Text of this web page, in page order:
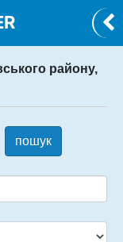
району,
пошук